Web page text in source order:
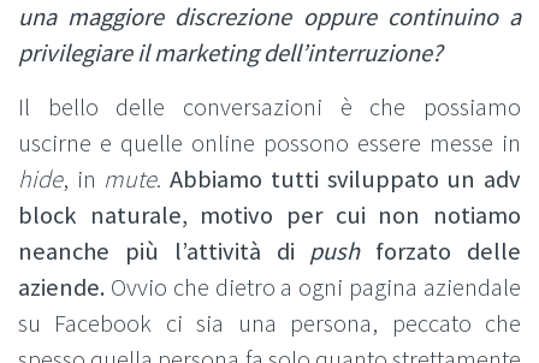
una maggiore discrezione oppure continuino a
privilegiare il marketing dell’interruzione?
Il bello delle conversazioni è che possiamo
uscirne e quelle online possono essere messe in
hide, in mute.Abbiamo tutti sviluppato un adv
block naturale, motivo per cui non notiamo
neanche più l’attività di pushforzato delle
aziende. Ovvio che dietro a ogni pagina aziendale
su Facebook ci sia una persona, peccato che